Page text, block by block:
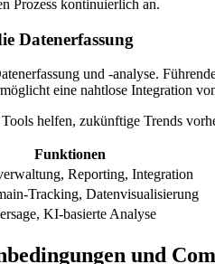
Prozess kontinuierlich an.
Datenerfassung
und -analyse.
eine nahtlose Integration
helfen, zukünftige Trends
Funktionen
Reporting, Integration
Tracking, Datenvisualisierung
KI-basierte Analyse
und